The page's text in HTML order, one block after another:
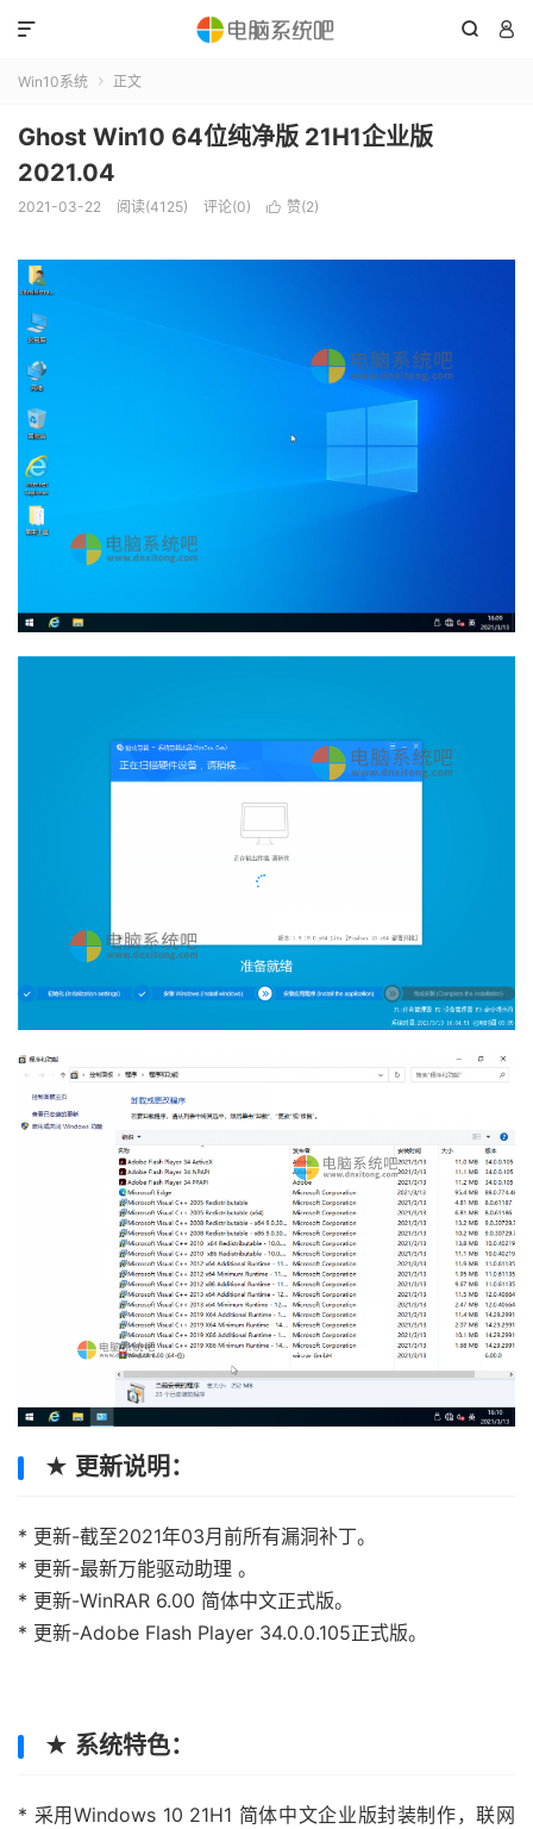
 

Win10系统  正文
Ghost Win10 64位纯净版 21H1企业版
2021.04
2021-03-22 阅读(4125) 评论(0)  赞(2)
★ 更新说明：
* 更新-截至2021年03月前所有漏洞补丁。
* 更新-最新万能驱动助理 。
* 更新-WinRAR 6.00 简体中文正式版。
* 更新-Adobe Flash Player 34.0.0.105正式版。
★ 系统特色：
* 采用Windows 10 21H1 简体中文企业版封装制作，联网